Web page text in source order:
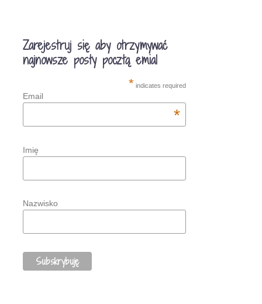
Zarejestruj się aby otrzymywać
najnowsze posty pocztą emial
* indicates required
Email
*
Imię
Nazwisko